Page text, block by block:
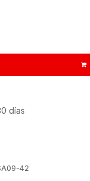
días
42